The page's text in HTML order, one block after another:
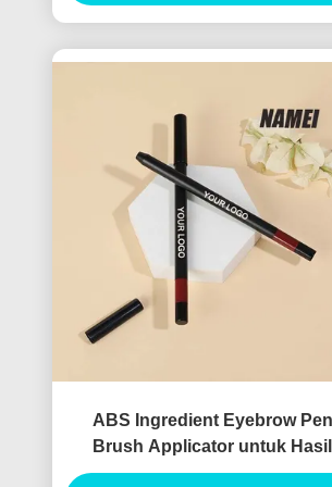
ABS Ingredient Eyebrow Pen
Brush Applicator untuk Hasil
Profesional